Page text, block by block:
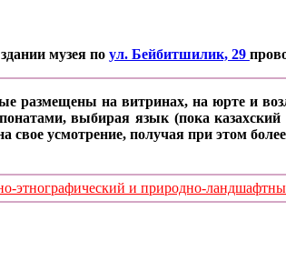
музея по ул. Бейбитшилик, 29
размещены на витринах, на юрте и
выбирая язык (пока
свое усмотрение, получая при этом
и природно-